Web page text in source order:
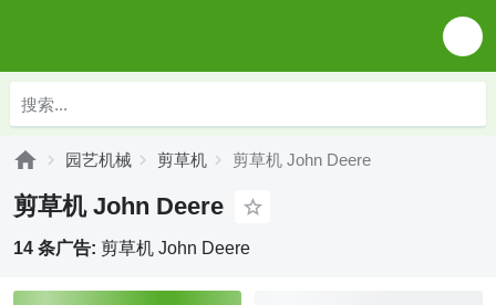
园艺机械 剪草机 剪草机 John Deere
剪草机 John Deere
14 条广告: 剪草机 John Deere